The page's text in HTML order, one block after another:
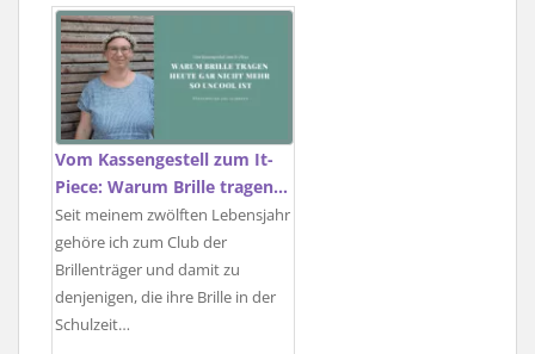
Vom Kassengestell zum It-
Piece: Warum Brille tragen…
Seit meinem zwölften Lebensjahr
gehöre ich zum Club der
Brillenträger und damit zu
denjenigen, die ihre Brille in der
Schulzeit…